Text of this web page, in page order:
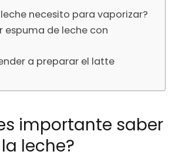
necesito para vaporizar?
espuma de leche con
a preparar el latte
importante saber
leche?